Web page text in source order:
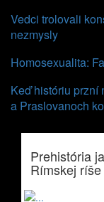
Vedci trolovali
nezmysly
Homosexualita:
Keď históriu przní
a Praslovanoch
Prehistória
Rímskej